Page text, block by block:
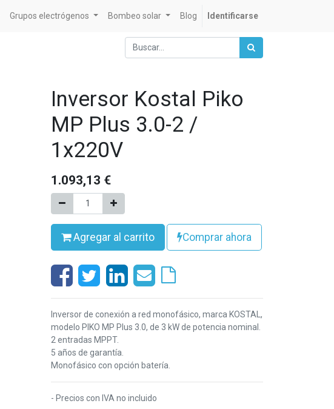
Grupos electrógenos Bombeo solar Blog Identificarse
Inversor Kostal Piko
MP Plus 3.0-2 /
1x220V
1.093,13 €
Agregar al carrito Comprar ahora
Inversor de conexión a red monofásico, marca KOSTAL,
modelo PIKO MP Plus 3.0, de 3 kW de potencia nominal.
2 entradas MPPT.
5 años de garantía.
Monofásico con opción batería.
- Precios con IVA no incluido